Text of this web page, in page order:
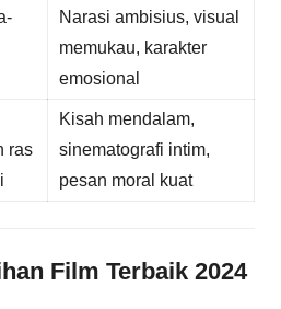
Narasi ambisius, visual
memukau, karakter
emosional
ras
Kisah mendalam,
sinematografi intim,
pesan moral kuat
Film Terbaik 2024